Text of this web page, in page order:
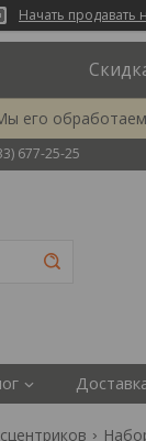
Начать продавать
его
677-25-25